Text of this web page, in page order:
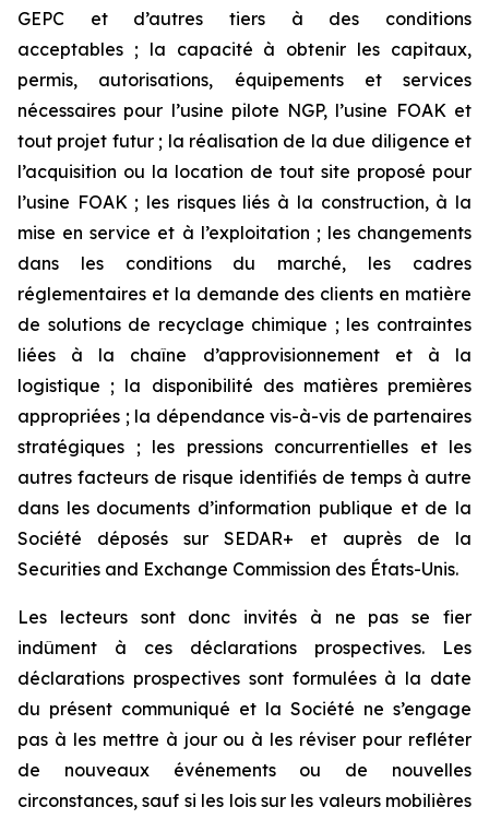
GEPC et d’autres tiers à des conditions
acceptables ; la capacité à obtenir les capitaux,
permis, autorisations, équipements et services
nécessaires pour l’usine pilote NGP, l’usine FOAK et
tout projet futur ; la réalisation de la due diligence et
l’acquisition ou la location de tout site proposé pour
l’usine FOAK ; les risques liés à la construction, à la
mise en service et à l’exploitation ; les changements
dans les conditions du marché, les cadres
réglementaires et la demande des clients en matière
de solutions de recyclage chimique ; les contraintes
liées à la chaîne d’approvisionnement et à la
logistique ; la disponibilité des matières premières
appropriées ; la dépendance vis-à-vis de partenaires
stratégiques ; les pressions concurrentielles et les
autres facteurs de risque identifiés de temps à autre
dans les documents d’information publique et de la
Société déposés sur SEDAR+ et auprès de la
Securities and Exchange Commission des États-Unis.
Les lecteurs sont donc invités à ne pas se fier
indûment à ces déclarations prospectives. Les
déclarations prospectives sont formulées à la date
du présent communiqué et la Société ne s’engage
pas à les mettre à jour ou à les réviser pour refléter
de nouveaux événements ou de nouvelles
circonstances, sauf si les lois sur les valeurs mobilières